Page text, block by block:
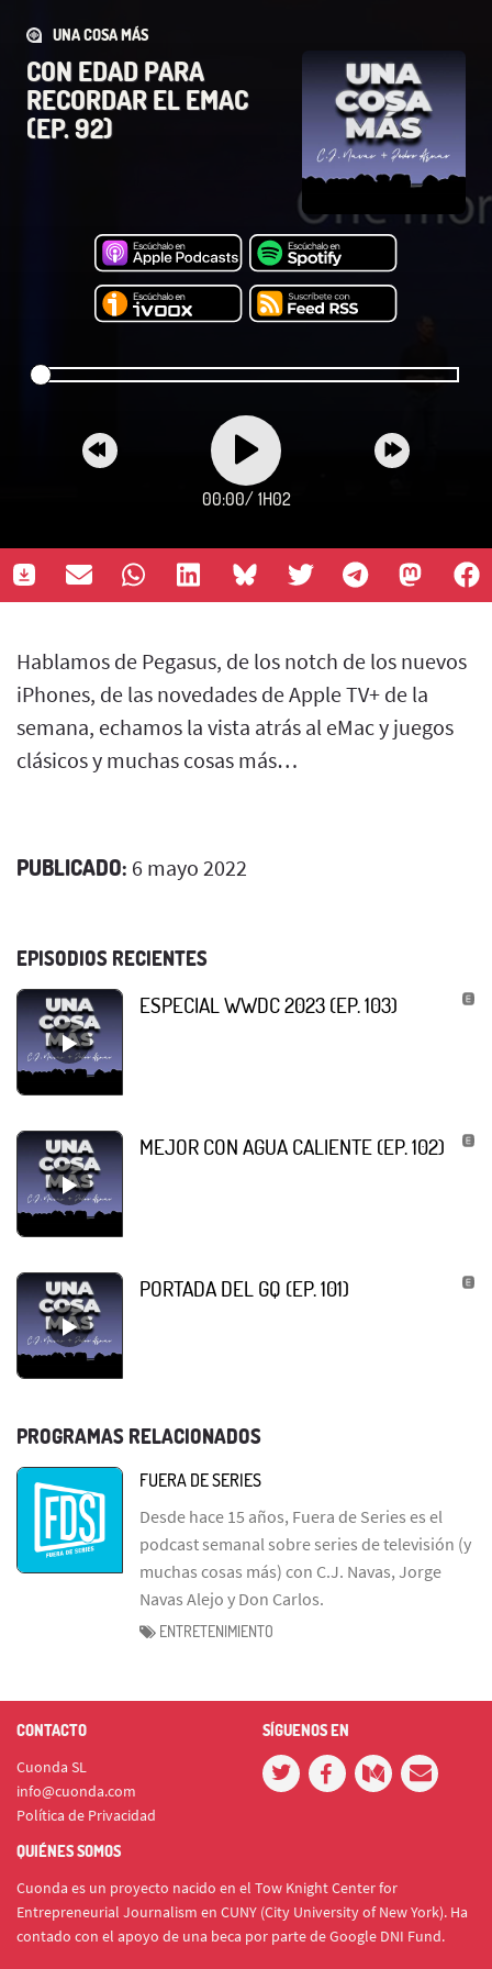
UNA COSA MÁS
CON EDAD PARA
RECORDAR EL EMAC
(EP. 92)
00:00/ 1H02
Hablamos de Pegasus, de los notch de los nuevos
iPhones, de las novedades de Apple TV+ de la
semana, echamos la vista atrás al eMac y juegos
clásicos y muchas cosas más…
PUBLICADO: 6 mayo 2022
EPISODIOS RECIENTES
ESPECIAL WWDC 2023 (EP. 103)
MEJOR CON AGUA CALIENTE (EP. 102)
PORTADA DEL GQ (EP. 101)
PROGRAMAS RELACIONADOS
FUERA DE SERIES
Desde hace 15 años, Fuera de Series es el
podcast semanal sobre series de televisión (y
muchas cosas más) con C.J. Navas, Jorge
Navas Alejo y Don Carlos.
ENTRETENIMIENTO
CONTACTO
Cuonda SL
info@cuonda.com
Política de Privacidad
SÍGUENOS EN
QUIÉNES SOMOS
Cuonda es un proyecto nacido en el Tow Knight Center for
Entrepreneurial Journalism en CUNY (City University of New York). Ha
contado con el apoyo de una beca por parte de Google DNI Fund.